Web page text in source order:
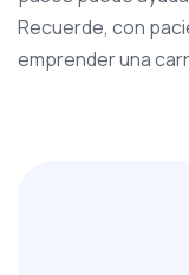
Recuerde, con
emprender una